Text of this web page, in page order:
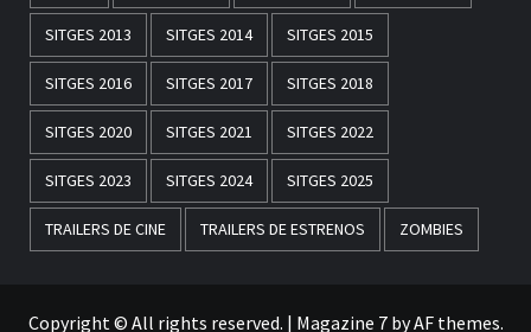
SITGES 2013 SITGES 2014 SITGES 2015
SITGES 2016 SITGES 2017 SITGES 2018
SITGES 2020 SITGES 2021 SITGES 2022
SITGES 2023 SITGES 2024 SITGES 2025
TRAILERS DE CINE TRAILERS DE ESTRENOS ZOMBIES
Copyright © All rights reserved. | Magazine 7by AF themes.